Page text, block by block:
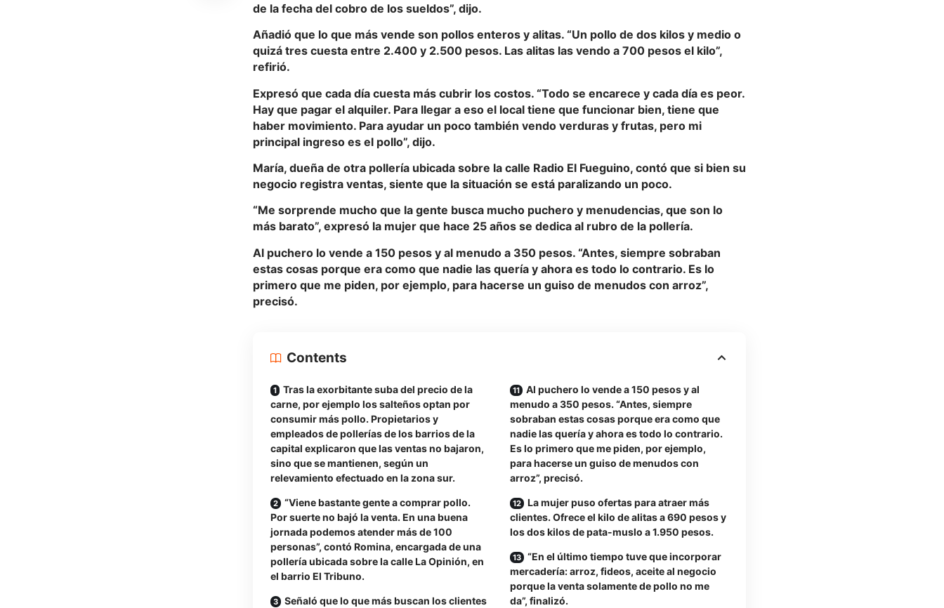
de la fecha del cobro de los sueldos”, dijo.
Añadió que lo que más vende son pollos enteros y alitas. “Un pollo de dos kilos y medio o
quizá tres cuesta entre 2.400 y 2.500 pesos. Las alitas las vendo a 700 pesos el kilo”,
refirió.
Expresó que cada día cuesta más cubrir los costos. “Todo se encarece y cada día es peor.
Hay que pagar el alquiler. Para llegar a eso el local tiene que funcionar bien, tiene que
haber movimiento. Para ayudar un poco también vendo verduras y frutas, pero mi
principal ingreso es el pollo”, dijo.
María, dueña de otra pollería ubicada sobre la calle Radio El Fueguino, contó que si bien su
negocio registra ventas, siente que la situación se está paralizando un poco.
“Me sorprende mucho que la gente busca mucho puchero y menudencias, que son lo
más barato”, expresó la mujer que hace 25 años se dedica al rubro de la pollería.
Al puchero lo vende a 150 pesos y al menudo a 350 pesos. “Antes, siempre sobraban
estas cosas porque era como que nadie las quería y ahora es todo lo contrario. Es lo
primero que me piden, por ejemplo, para hacerse un guiso de menudos con arroz”,
precisó.
Contents
Tras la exorbitante suba del precio de la
carne, por ejemplo los salteños optan por
consumir más pollo. Propietarios y
empleados de pollerías de los barrios de la
capital explicaron que las ventas no bajaron,
sino que se mantienen, según un
relevamiento efectuado en la zona sur.
“Viene bastante gente a comprar pollo.
Por suerte no bajó la venta. En una buena
jornada podemos atender más de 100
personas”, contó Romina, encargada de una
pollería ubicada sobre la calle La Opinión, en
el barrio El Tribuno.
Señaló que lo que más buscan los clientes
Al puchero lo vende a 150 pesos y al
menudo a 350 pesos. “Antes, siempre
sobraban estas cosas porque era como que
nadie las quería y ahora es todo lo contrario.
Es lo primero que me piden, por ejemplo,
para hacerse un guiso de menudos con
arroz”, precisó.
La mujer puso ofertas para atraer más
clientes. Ofrece el kilo de alitas a 690 pesos y
los dos kilos de pata-muslo a 1.950 pesos.
“En el último tiempo tuve que incorporar
mercadería: arroz, fideos, aceite al negocio
porque la venta solamente de pollo no me
da”, finalizó.